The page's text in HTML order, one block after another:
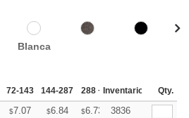
Blanca
72-143 144-287 288 + Mas
Inventario Qty.
$7.07 $6.84 $6.73 +
3836